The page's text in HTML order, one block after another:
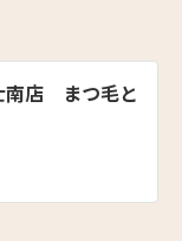
南店 まつ毛と